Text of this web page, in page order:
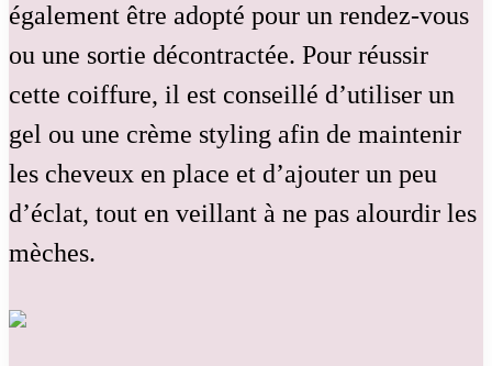
également être adopté pour un rendez-vous
ou une sortie décontractée. Pour réussir
cette coiffure, il est conseillé d’utiliser un
gel ou une crème styling afin de maintenir
les cheveux en place et d’ajouter un peu
d’éclat, tout en veillant à ne pas alourdir les
mèches.